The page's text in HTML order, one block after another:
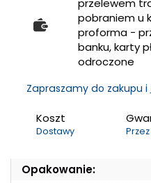
przelewem
pobraniem u
proforma -
banku, karty
odroczone
Zapraszamy do zakupu i
Koszt
Dostawy
Opakowanie: